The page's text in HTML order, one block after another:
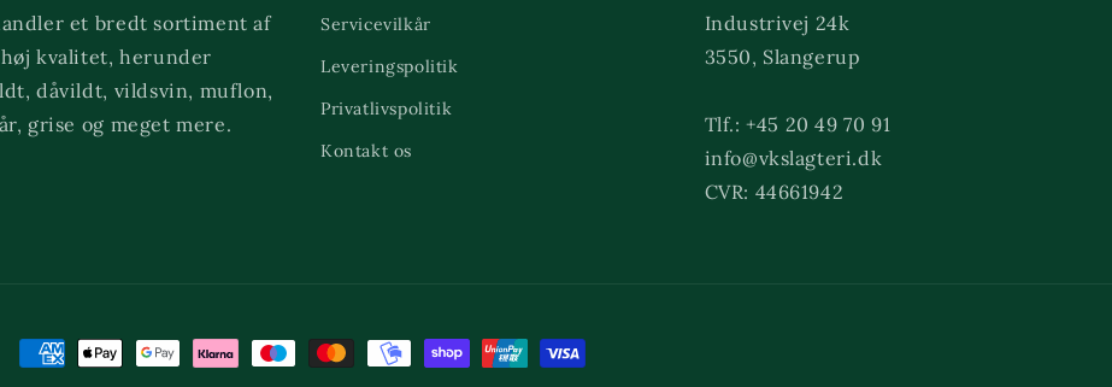
et bredt sortiment af
kvalitet, herunder
dåvildt, vildsvin, muflon,
grise og meget mere.
Servicevilkår
Leveringspolitik
Privatlivspolitik
Kontakt os
Industrivej 24k
3550, Slangerup
Tlf.: +45 20 49 70 91
info@vkslagteri.dk
CVR: 44661942
Betalingsmetoder